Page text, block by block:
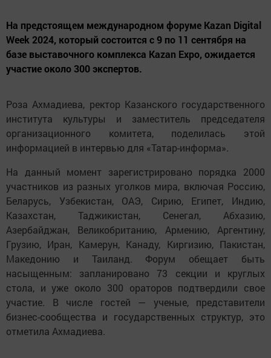
На предстоящем международном форуме Kazan Digital
Week 2024, который состоится с 9 по 11 сентября на
базе выставочного комплекса Kazan Expo, ожидается
участие около 300 экспертов.
Роза Ахмадиева, ректор Казанского государственного
института культуры и заместитель председателя
организационного комитета, поделилась этой
информацией в интервью для «Татар-информа».
На данный момент зарегистрировано порядка 2000
участников из разных уголков мира, включая Россию,
Беларусь, Узбекистан, ОАЭ, Сирию, Египет, Индию,
Казахстан, Таджикистан, Сенегал, Абхазию,
Азербайджан, Великобританию, Армению, Аргентину,
Грузию, Иран, Камерун, Канаду, Киргизию, Пакистан,
Македонию и Таиланд. Форум обещает быть
насыщенным: запланировано 73 секции и круглых
стола, и уже около 300 ораторов подтвердили свое
участие. В числе гостей — ученые, представители
бизнес-сообщества и государственных структур, это
отметила Ахмадиева.